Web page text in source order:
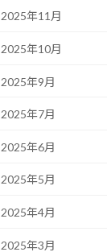
2025年11月
2025年10月
2025年9月
2025年7月
2025年6月
2025年5月
2025年4月
2025年3月